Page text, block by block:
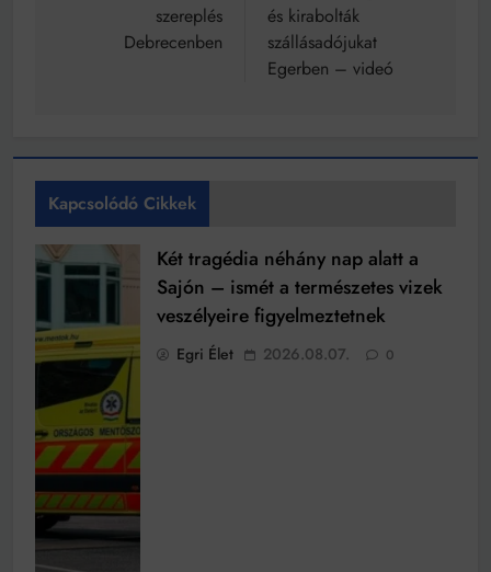
szereplés
Debrecenben
és kirabolták
szállásadójukat
Egerben – videó
Kapcsolódó Cikkek
Két tragédia néhány nap alatt a
Sajón – ismét a természetes vizek
veszélyeire figyelmeztetnek
Egri Élet 2026.08.07. 0